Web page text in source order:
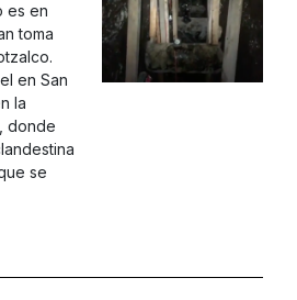
es en
toma
en San
la
donde
se